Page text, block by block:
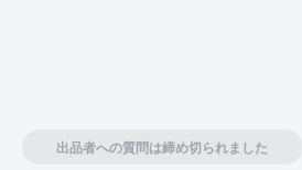
出品者への質問は締め切られました